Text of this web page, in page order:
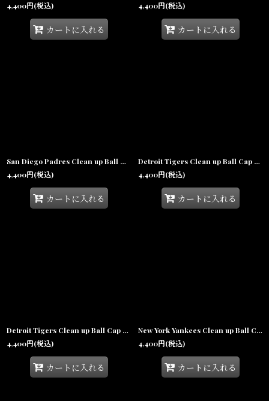
4,400円(税込)
カートに入れる
4,400円(税込)
カートに入れる
San Diego Padres Clean up Ball Cap Brown サンディエゴ パドレス クリーンナップ キャップ 帽子
4,400円(税込)
カートに入れる
Detroit Tigers Clean up Ball Cap Khaki デトロイト タイガース クリーンナップ キャップ 帽子
4,400円(税込)
カートに入れる
Detroit Tigers Clean up Ball Cap Navy デトロイト タイガース クリーンナップ キャップ 帽子
4,400円(税込)
カートに入れる
New York Yankees Clean up Ball Cap Green ニューヨーク ヤンキース クリーンナップ キャップ 帽子
4,400円(税込)
カートに入れる